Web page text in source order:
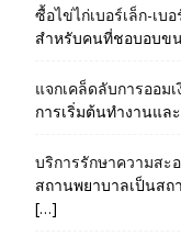
ซื้อไข่ไก่เบอร์เล็ก-เบ
สำหรับคนที่ชอบอบข
แจกเคล็ดลับการออม
การเริ่มต้นทำงานแล
บริการรักษาความสะ
สถานพยาบาลเป็นส
[…]